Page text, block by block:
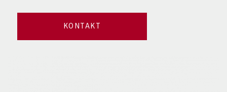
KONTAKT